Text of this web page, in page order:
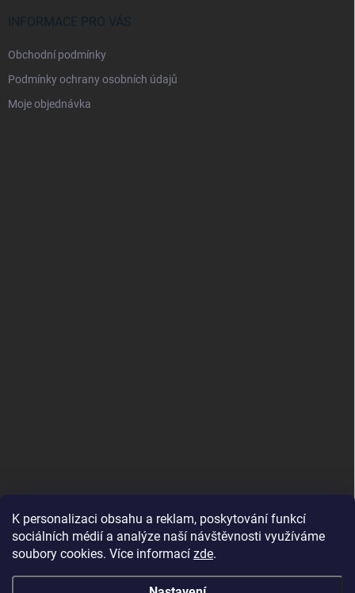
K personalizaci obsahu a reklam, poskytování funkcí
sociálních médií a analýze naší návštěvnosti využíváme
soubory cookies. Více informací zde.
INFORMACE PRO VÁS
Obchodní podmínky
Podmínky ochrany osobních údajů
Moje objednávka